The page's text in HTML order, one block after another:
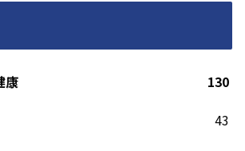
康
130
43